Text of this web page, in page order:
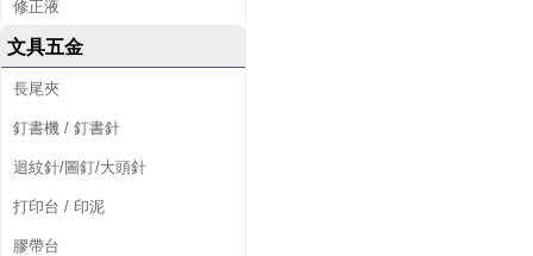
修正液
文具五金
長尾夾
釘書機 / 釘書針
迴紋針/圖釘/大頭針
打印台 / 印泥
膠帶台